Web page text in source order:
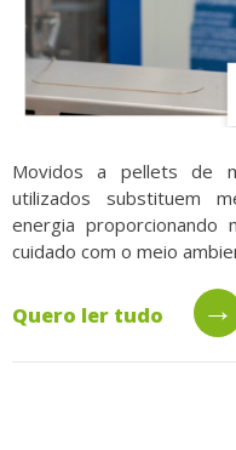
Movidos a pellets de
utilizados substituem
energia proporcionando
cuidado com o meio
Quero ler tudo →